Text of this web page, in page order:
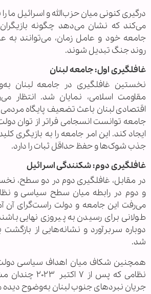
درگیری کنونی میان حزب‌الله و اسرائیل ما
می‌کند که نشان می‌دهد چگونه بازیگران
جامعه خود و عامل زمان، می‌توانند به
روند جنگ تبدیل شوند.
غافلگیری اول: جامعه لبنان
نخستین غافلگیری در جامعه لبنان
مقاومت اسلامی، نمایان شد. انتظار
اقتصادی لبنان باعث تضعیف پایگاه
جامعه توانست انسجامی فراتر از توان
ایجاد کند. این امر جامعه را به بازیگری
جذب شوک‌ها و حفظ حداقل ثبات را دارد.
غافلگیری دوم: شکنندگی اسرائیل
در مقابل، غافلگیری دوم در دو سطح،
و دوم در رابطه میان سطح سیاسی و
می‌رفت این جامعه و دولت راست‌گرای
طولانی برای رسیدن به پیروزی نهایی
دوباره سربرآورد و نشانه‌هایی از
شد.
همچنین شکاف میان اهداف سیاسی دولت
نظامی که پس از ۷
جریان نبردهای جنوب لبنان به‌وضوح